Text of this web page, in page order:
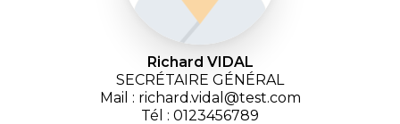
Richard VIDAL
SECRÉTAIRE GÉNÉRAL
Mail : richard.vidal@test.com
Tél : 0123456789